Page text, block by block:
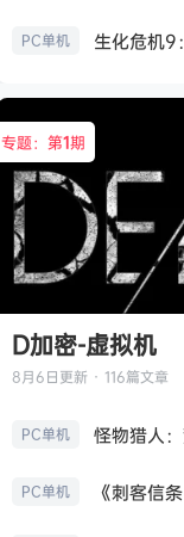
PC单机
专题：第1期
D加密-虚拟机
8月6日更新 · 116篇文章
PC单机
PC单机